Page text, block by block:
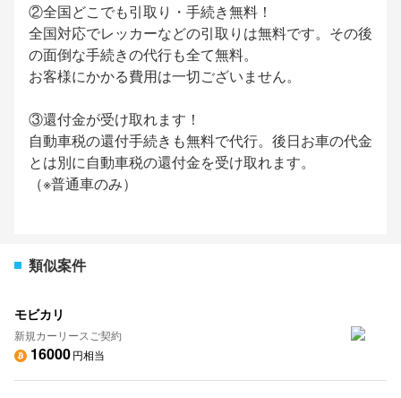
②全国どこでも引取り・手続き無料！
全国対応でレッカーなどの引取りは無料です。その後
の面倒な手続きの代行も全て無料。
お客様にかかる費用は一切ございません。
③還付金が受け取れます！
自動車税の還付手続きも無料で代行。後日お車の代金
とは別に自動車税の還付金を受け取れます。
（※普通車のみ）
類似案件
モビカリ
新規カーリースご契約
16000円相当